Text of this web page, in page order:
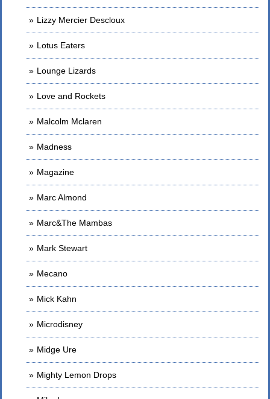
Lizzy Mercier Descloux
Lotus Eaters
Lounge Lizards
Love and Rockets
Malcolm Mclaren
Madness
Magazine
Marc Almond
Marc&The Mambas
Mark Stewart
Mecano
Mick Kahn
Microdisney
Midge Ure
Mighty Lemon Drops